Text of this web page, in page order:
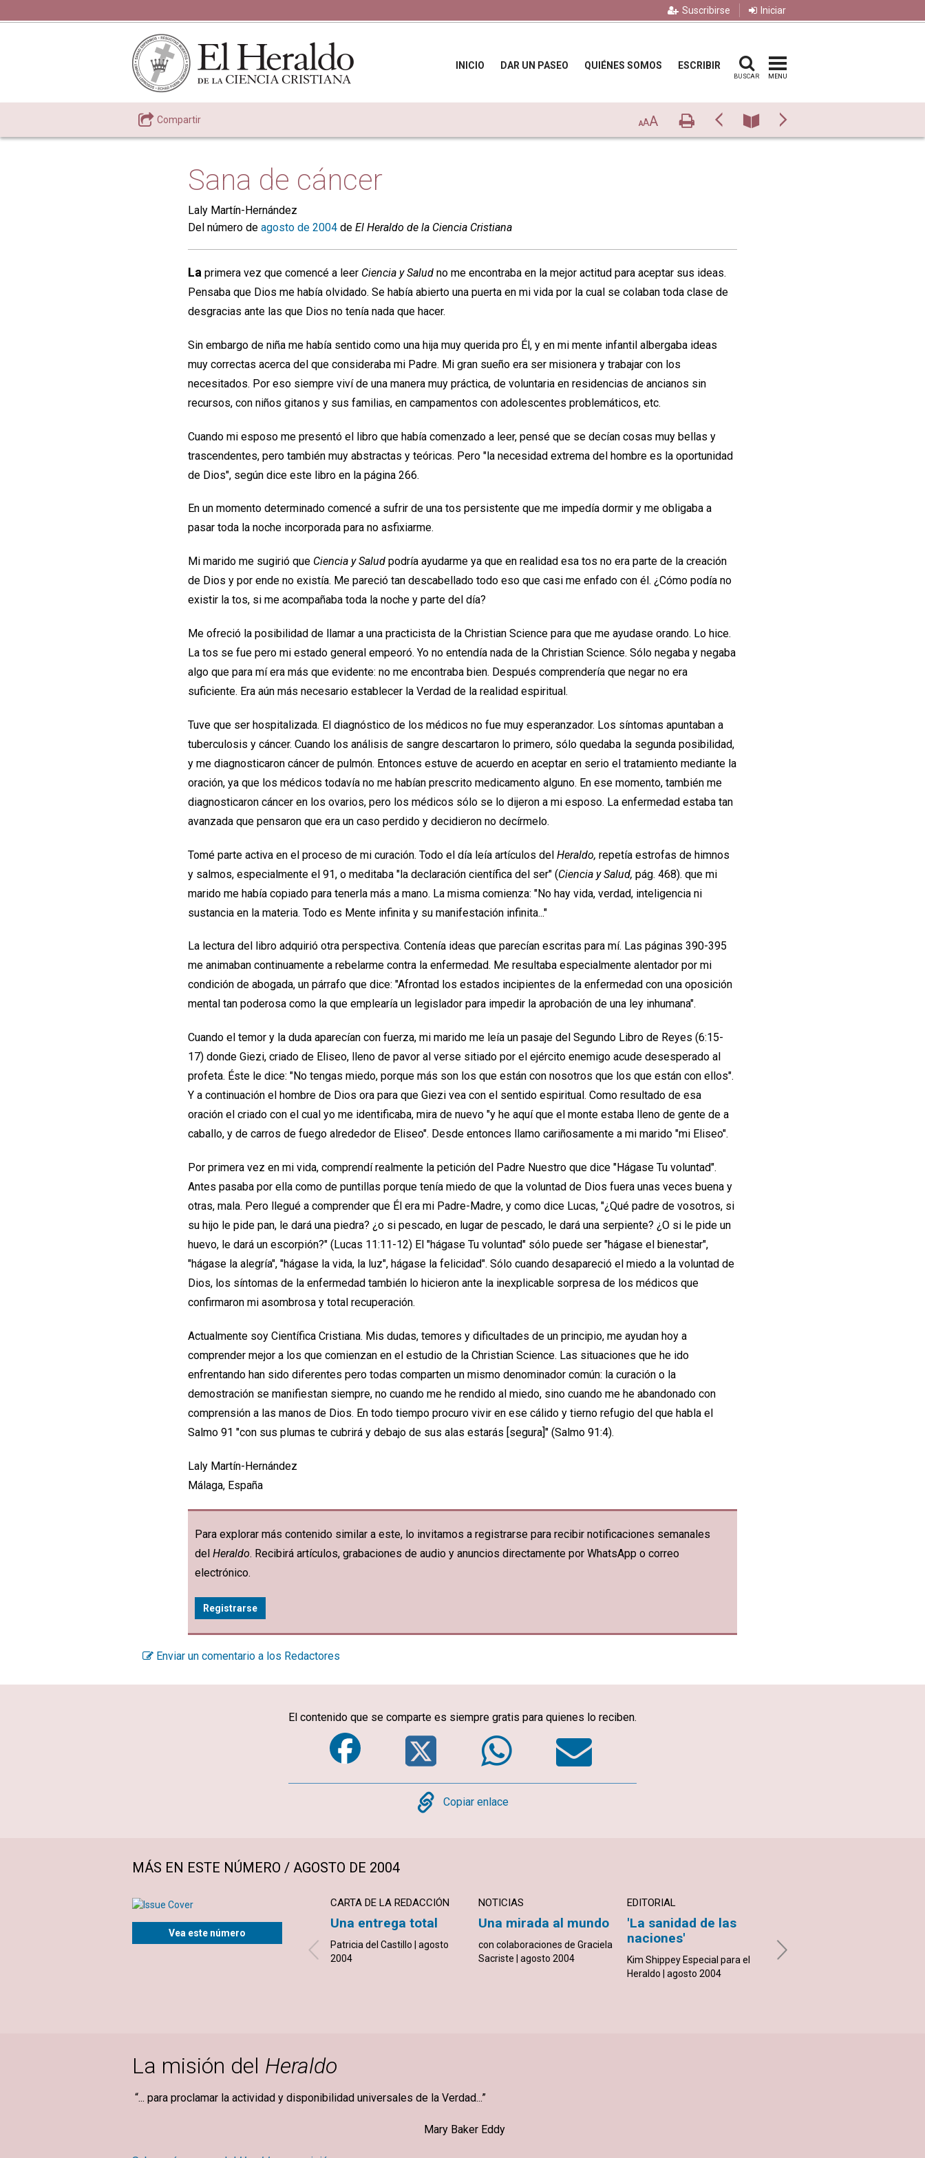
Suscribirse Iniciar
INICIO DAR UN PASEO QUIÉNES SOMOS ESCRIBIR
BUSCAR MENU
Compartir AAA ImprimirPrevio NúmeroSiguiente
Sana de cáncer
Laly Martín-Hernández
Del número de agosto de 2004 de El Heraldo de la Ciencia Cristiana
La primera vez que comencé a leer Ciencia y Salud no me encontraba en la mejor actitud para aceptar sus ideas.
Pensaba que Dios me había olvidado. Se había abierto una puerta en mi vida por la cual se colaban toda clase de
desgracias ante las que Dios no tenía nada que hacer.
Sin embargo de niña me había sentido como una hija muy querida pro Él, y en mi mente infantil albergaba ideas
muy correctas acerca del que consideraba mi Padre. Mi gran sueño era ser misionera y trabajar con los
necesitados. Por eso siempre viví de una manera muy práctica, de voluntaria en residencias de ancianos sin
recursos, con niños gitanos y sus familias, en campamentos con adolescentes problemáticos, etc.
Cuando mi esposo me presentó el libro que había comenzado a leer, pensé que se decían cosas muy bellas y
trascendentes, pero también muy abstractas y teóricas. Pero "la necesidad extrema del hombre es la oportunidad
de Dios", según dice este libro en la página 266.
En un momento determinado comencé a sufrir de una tos persistente que me impedía dormir y me obligaba a
pasar toda la noche incorporada para no asfixiarme.
Mi marido me sugirió que Ciencia y Salud podría ayudarme ya que en realidad esa tos no era parte de la creación
de Dios y por ende no existía. Me pareció tan descabellado todo eso que casi me enfado con él. ¿Cómo podía no
existir la tos, si me acompañaba toda la noche y parte del día?
Me ofreció la posibilidad de llamar a una practicista de la Christian Science para que me ayudase orando. Lo hice.
La tos se fue pero mi estado general empeoró. Yo no entendía nada de la Christian Science. Sólo negaba y negaba
algo que para mí era más que evidente: no me encontraba bien. Después comprendería que negar no era
suficiente. Era aún más necesario establecer la Verdad de la realidad espiritual.
Tuve que ser hospitalizada. El diagnóstico de los médicos no fue muy esperanzador. Los síntomas apuntaban a
tuberculosis y cáncer. Cuando los análisis de sangre descartaron lo primero, sólo quedaba la segunda posibilidad,
y me diagnosticaron cáncer de pulmón. Entonces estuve de acuerdo en aceptar en serio el tratamiento mediante la
oración, ya que los médicos todavía no me habían prescrito medicamento alguno. En ese momento, también me
diagnosticaron cáncer en los ovarios, pero los médicos sólo se lo dijeron a mi esposo. La enfermedad estaba tan
avanzada que pensaron que era un caso perdido y decidieron no decírmelo.
Tomé parte activa en el proceso de mi curación. Todo el día leía artículos del Heraldo, repetía estrofas de himnos
y salmos, especialmente el 91, o meditaba "la declaración científica del ser" (Ciencia y Salud, pág. 468). que mi
marido me había copiado para tenerla más a mano. La misma comienza: "No hay vida, verdad, inteligencia ni
sustancia en la materia. Todo es Mente infinita y su manifestación infinita..."
La lectura del libro adquirió otra perspectiva. Contenía ideas que parecían escritas para mí. Las páginas 390-395
me animaban continuamente a rebelarme contra la enfermedad. Me resultaba especialmente alentador por mi
condición de abogada, un párrafo que dice: "Afrontad los estados incipientes de la enfermedad con una oposición
mental tan poderosa como la que emplearía un legislador para impedir la aprobación de una ley inhumana".
Cuando el temor y la duda aparecían con fuerza, mi marido me leía un pasaje del Segundo Libro de Reyes (6:15-
17) donde Giezi, criado de Eliseo, lleno de pavor al verse sitiado por el ejército enemigo acude desesperado al
profeta. Éste le dice: "No tengas miedo, porque más son los que están con nosotros que los que están con ellos".
Y a continuación el hombre de Dios ora para que Giezi vea con el sentido espiritual. Como resultado de esa
oración el criado con el cual yo me identificaba, mira de nuevo "y he aquí que el monte estaba lleno de gente de a
caballo, y de carros de fuego alrededor de Eliseo". Desde entonces llamo cariñosamente a mi marido "mi Eliseo".
Por primera vez en mi vida, comprendí realmente la petición del Padre Nuestro que dice "Hágase Tu voluntad".
Antes pasaba por ella como de puntillas porque tenía miedo de que la voluntad de Dios fuera unas veces buena y
otras, mala. Pero llegué a comprender que Él era mi Padre-Madre, y como dice Lucas, "¿Qué padre de vosotros, si
su hijo le pide pan, le dará una piedra? ¿o si pescado, en lugar de pescado, le dará una serpiente? ¿O si le pide un
huevo, le dará un escorpión?" (Lucas 11:11-12) El "hágase Tu voluntad" sólo puede ser "hágase el bienestar",
"hágase la alegría", "hágase la vida, la luz", hágase la felicidad". Sólo cuando desapareció el miedo a la voluntad de
Dios, los síntomas de la enfermedad también lo hicieron ante la inexplicable sorpresa de los médicos que
confirmaron mi asombrosa y total recuperación.
Actualmente soy Científica Cristiana. Mis dudas, temores y dificultades de un principio, me ayudan hoy a
comprender mejor a los que comienzan en el estudio de la Christian Science. Las situaciones que he ido
enfrentando han sido diferentes pero todas comparten un mismo denominador común: la curación o la
demostración se manifiestan siempre, no cuando me he rendido al miedo, sino cuando me he abandonado con
comprensión a las manos de Dios. En todo tiempo procuro vivir en ese cálido y tierno refugio del que habla el
Salmo 91 "con sus plumas te cubrirá y debajo de sus alas estarás [segura]" (Salmo 91:4).
Laly Martín-Hernández
Málaga, España
Para explorar más contenido similar a este, lo invitamos a registrarse para recibir notificaciones semanales
del Heraldo. Recibirá artículos, grabaciones de audio y anuncios directamente por WhatsApp o correo
electrónico.
Registrarse
Enviar un comentario a los Redactores
El contenido que se comparte es siempre gratis para quienes lo reciben.
FacebookTwitterWhatsApp
Email
Copy
Copiar enlace
MÁS EN ESTE NÚMERO / AGOSTO DE 2004
Vea este número
CARTA DE LA REDACCIÓN
Una entrega total
Patricia del Castillo | agosto
2004
NOTICIAS
Una mirada al mundo
con colaboraciones de Graciela
Sacriste | agosto 2004
EDITORIAL
'La sanidad de las
naciones'
Kim Shippey Especial para el
Heraldo | agosto 2004
en las Olimpiadas
Beverly Goldsmith | agosto
La misión del Heraldo
“... para proclamar la actividad y disponibilidad universales de la Verdad...”
Mary Baker Eddy